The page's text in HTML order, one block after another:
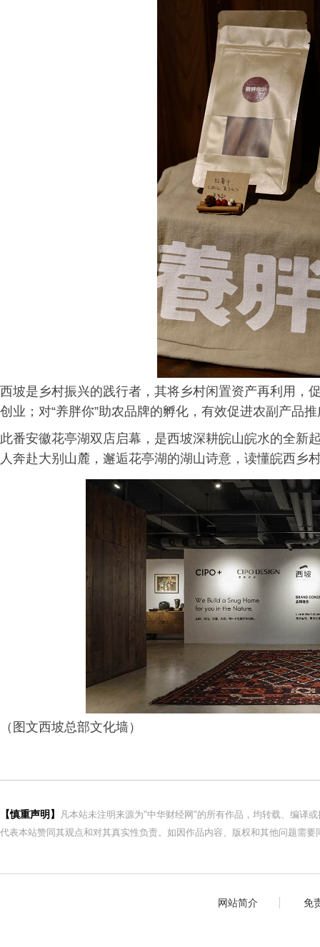
西坡是乡村振兴的践行者，其将乡村闲置资产再利用，
创业；对“养胖你”助农品牌的孵化，有效促进农副产品
此番安徽花亭湖双店启幕，是西坡深耕皖山皖水的全新
人奔赴大别山麓，邂逅花亭湖的湖山诗意，读懂皖西乡
（图文西坡总部文化墙）
【慎重声明】
凡本站未注明来源为"中华财经网"的所有作品，均转载、编译
代表本站赞同其观点和对其真实性负责。如因作品内容、版权和其他问题需
网站简介 免